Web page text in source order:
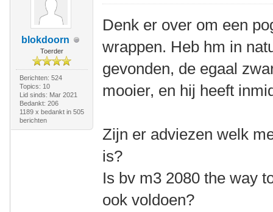
blokdoorn
Toerder
Berichten: 524
Topics: 10
Lid sinds: Mar 2021
Bedankt: 206
1189 x bedankt in 505
berichten
Denk er over om een
wrappen. Heb hm in
gevonden, de egaal
mooier, en hij heeft
Zijn er adviezen welk
is?
Is bv m3 2080 the way
ook voldoen?